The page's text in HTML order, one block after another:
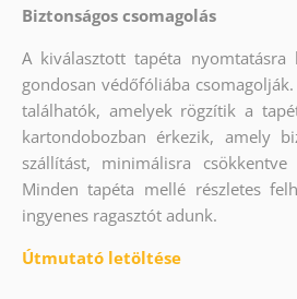
Biztonságos csomagolás
A kiválasztott tapéta
gondosan védőfóliába
találhatók, amelyek rögzítik a
kartondobozban érkezik, amely
szállítást, minimálisra
Minden tapéta mellé részletes
ingyenes ragasztót adunk.
Útmutató letöltése